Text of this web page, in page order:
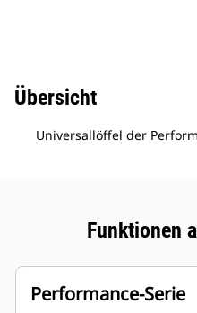
Übersicht
Universallöffel der
Funktionen
Performance-Serie